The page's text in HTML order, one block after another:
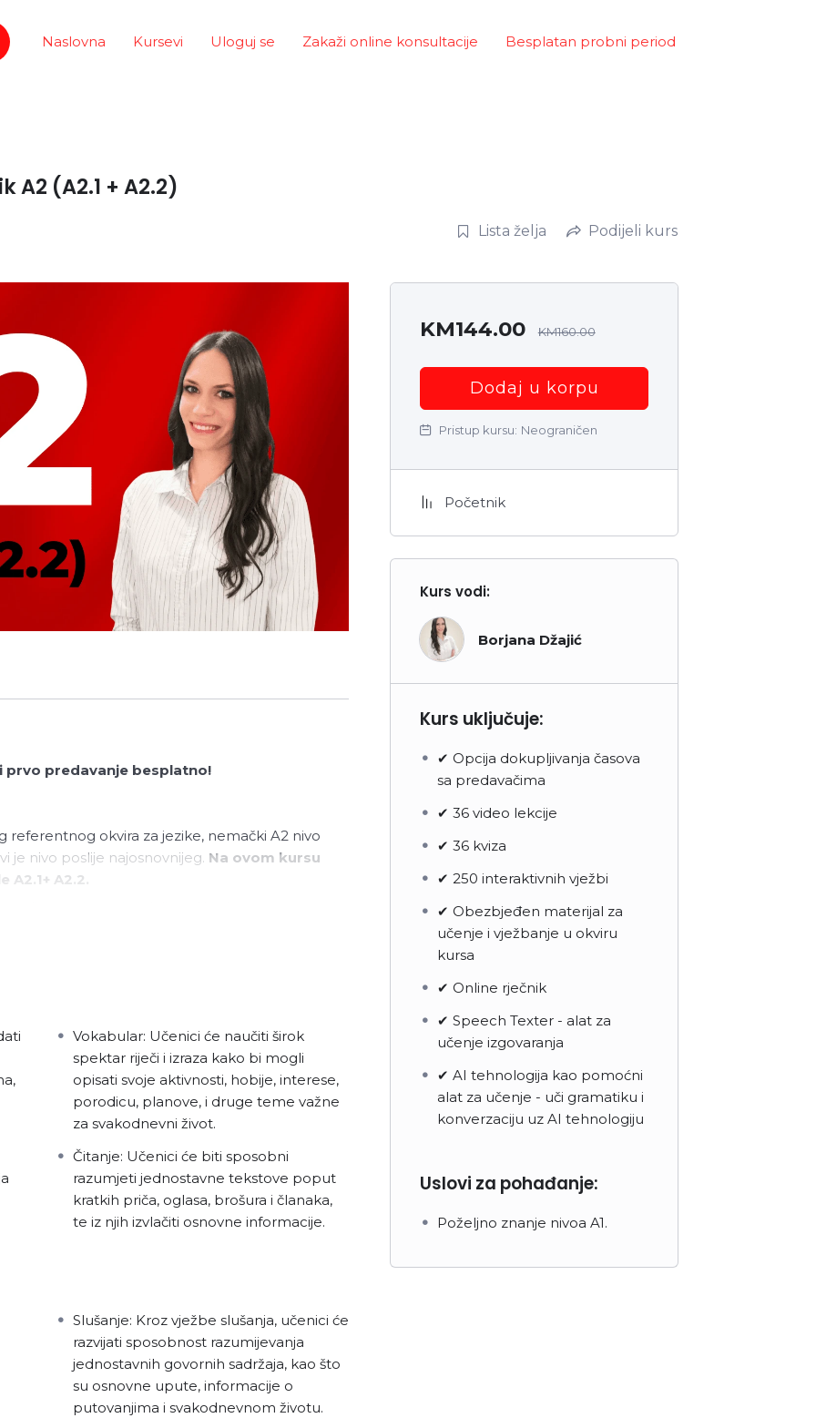
Naslovna Kursevi Uloguj se Zakaži online konsultacije Besplatan probni period
A2 (A2.1 + A2.2)
Lista želja Podijeli kurs
prvo predavanje besplatno!
okvira za jezike, nemački A2 nivo
je nivo poslije najosnovnijeg. Na ovom kursu
A2.1+ A2.2.
konverzaciji, da samostalno izražavate
uz pomoć sagovornika snađete u različitim
putujete u zemlje nemačkog govornog područja.
o sebi, svom domu, porodici i prijateljima,
iz neposrednog okruženja. Takođe ćete moći
ili restoran, prilikom čega ćete moćo da zatražite
se nešto nalazi, koliko košta ili kako da negde
od izvornog govornika nemačkog.
Vokabular: Učenici će naučiti širok
spektar riječi i izraza kako bi mogli
opisati svoje aktivnosti, hobije, interese,
porodicu, planove, i druge teme važne
za svakodnevni život.
Čitanje: Učenici će biti sposobni
razumjeti jednostavne tekstove poput
kratkih priča, oglasa, brošura i članaka,
te iz njih izvlačiti osnovne informacije.
Slušanje: Kroz vježbe slušanja, učenici će
razvijati sposobnost razumijevanja
jednostavnih govornih sadržaja, kao što
su osnovne upute, informacije o
putovanjima i svakodnevnom životu.
KM144.00 KM160.00
Dodaj u korpu
Pristup kursu: Neograničen
Početnik
Kurs vodi:
Borjana Džajić
Kurs uključuje:
✔ Opcija dokupljivanja časova
sa predavačima
✔ 36 video lekcije
✔ 36 kviza
✔ 250 interaktivnih vježbi
✔ Obezbjeđen materijal za
učenje i vježbanje u okviru
kursa
✔ Online rječnik
✔ Speech Texter - alat za
učenje izgovaranja
✔ AI tehnologija kao pomoćni
alat za učenje - uči gramatiku i
konverzaciju uz AI tehnologiju
Uslovi za pohađanje:
Poželjno znanje nivoa A1.